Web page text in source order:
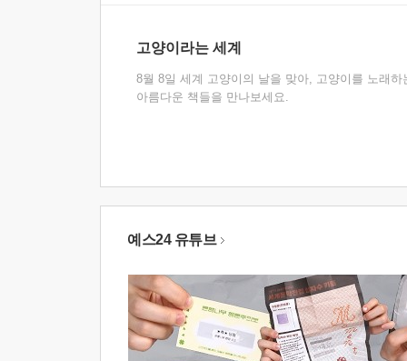
고양이라는 세계
8월 8일 세계 고양이의 날을 맞아, 고양이를 노래하
아름다운 책들을 만나보세요.
예스24 유튜브